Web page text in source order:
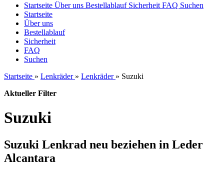
Startseite Über uns Bestellablauf Sicherheit FAQ Suchen
Startseite
Über uns
Bestellablauf
Sicherheit
FAQ
Suchen
Startseite » Lenkräder » Lenkräder » Suzuki
Aktueller Filter
Suzuki
Suzuki Lenkrad neu beziehen in Leder
Alcantara